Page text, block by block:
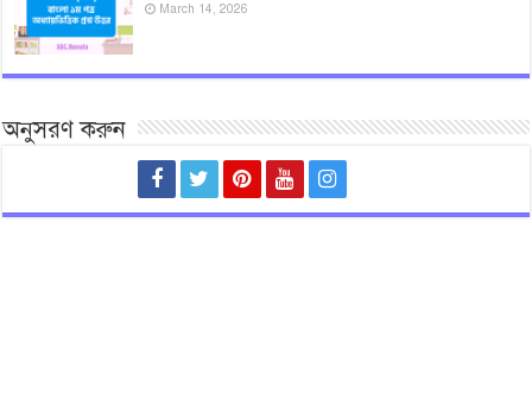
March 14, 2026
অনুসরণ করুন